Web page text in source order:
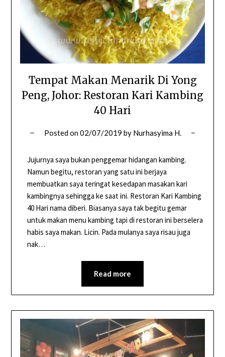
Tempat Makan Menarik Di Yong
Peng, Johor: Restoran Kari Kambing
40 Hari
Posted on02/07/2019 by Nurhasyima H.
Jujurnya saya bukan penggemar hidangan kambing.
Namun begitu, restoran yang satu ini berjaya
membuatkan saya teringat kesedapan masakan kari
kambingnya sehingga ke saat ini. Restoran Kari Kambing
40 Hari nama diberi. Biasanya saya tak begitu gemar
untuk makan menu kambing tapi di restoran ini berselera
habis saya makan. Licin. Pada mulanya saya risau juga
nak…
Read more